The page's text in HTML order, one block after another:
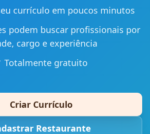
currículo em poucos minutos
podem buscar profissionais por
cargo e experiência
Totalmente gratuito
Criar Currículo
Restaurante